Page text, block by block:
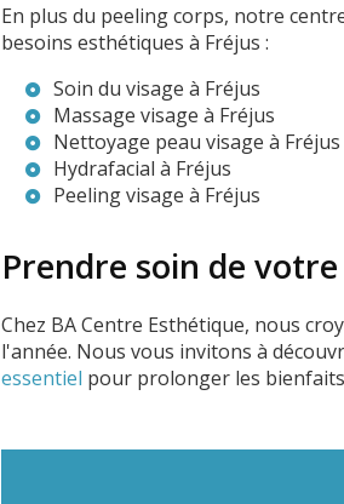
En plus du peeling corps, notre
besoins esthétiques à Fréjus :
Soin du visage à Fréjus
Massage visage à Fréjus
Nettoyage peau visage à Fréjus
Hydrafacial à Fréjus
Peeling visage à Fréjus
Prendre soin de
Chez BA Centre Esthétique, nous
l'année. Nous vous invitons à
essentiel pour prolonger les